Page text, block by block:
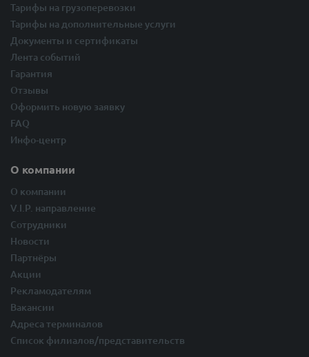
Тарифы на грузоперевозки
Тарифы на дополнительные услуги
Документы и сертификаты
Лента событий
Гарантия
Отзывы
Оформить новую заявку
FAQ
Инфо-центр
О компании
О компании
V.I.P. направление
Сотрудники
Новости
Партнёры
Акции
Рекламодателям
Вакансии
Адреса терминалов
Список филиалов/представительств